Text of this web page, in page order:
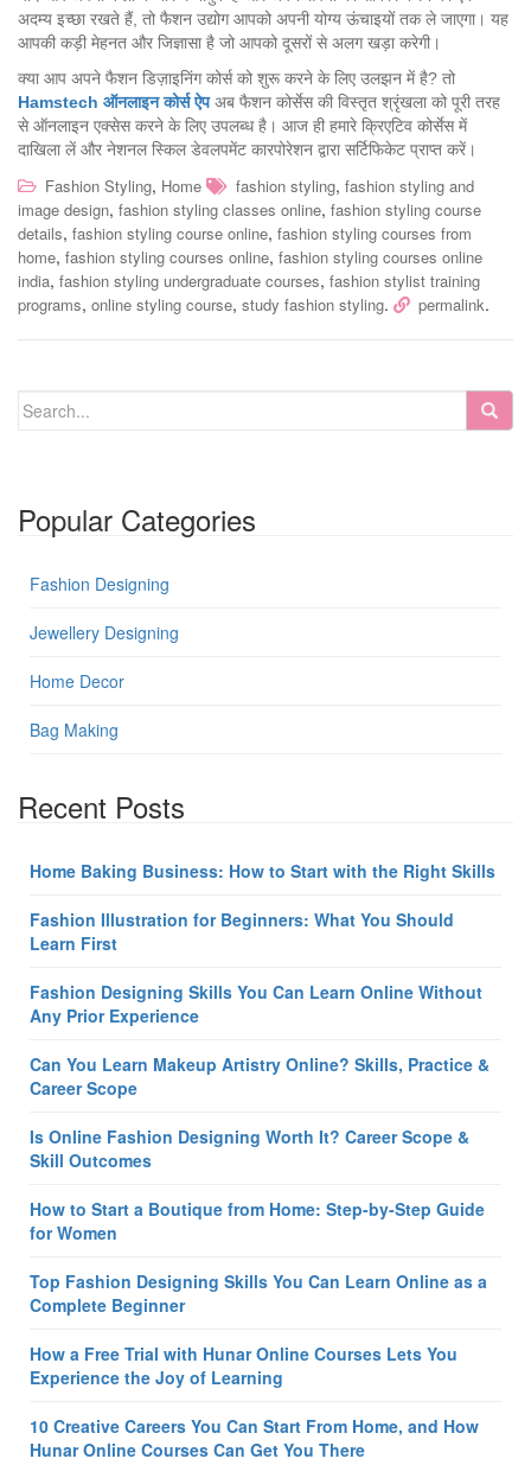
अदम्य इच्छा रखते हैं, तो फैशन उद्योग आपको अपनी योग्य ऊंचाइयों तक ले जाएगा। यह
आपकी कड़ी मेहनत और जिज्ञासा है जो आपको दूसरों से अलग खड़ा करेगी।
क्या आप अपने फैशन डिज़ाइनिंग कोर्स को शुरू करने के लिए उलझन में है? तो
Hamstech ऑनलाइन कोर्स ऐपअब फैशन कोर्सेस की विस्तृत श्रृंखला को पूरी तरह
से ऑनलाइन एक्सेस करने के लिए उपलब्ध है। आज ही हमारे क्रिएटिव कोर्सेस में
दाखिला लें और नेशनल स्किल डेवलपमेंट कारपोरेशन द्वारा सर्टिफिकेट प्राप्त करें।
Fashion Styling, Home fashion styling, fashion styling and
image design, fashion styling classes online, fashion styling course
details, fashion styling course online, fashion styling courses from
home, fashion styling courses online, fashion styling courses online
india, fashion styling undergraduate courses, fashion stylist training
programs, online styling course, study fashion styling. permalink.
Popular Categories
Fashion Designing
Jewellery Designing
Home Decor
Bag Making
Recent Posts
Home Baking Business: How to Start with the Right Skills
Fashion Illustration for Beginners: What You Should
Learn First
Fashion Designing Skills You Can Learn Online Without
Any Prior Experience
Can You Learn Makeup Artistry Online? Skills, Practice &
Career Scope
Is Online Fashion Designing Worth It? Career Scope &
Skill Outcomes
How to Start a Boutique from Home: Step-by-Step Guide
for Women
Top Fashion Designing Skills You Can Learn Online as a
Complete Beginner
How a Free Trial with Hunar Online Courses Lets You
Experience the Joy of Learning
10 Creative Careers You Can Start From Home, and How
Hunar Online Courses Can Get You There